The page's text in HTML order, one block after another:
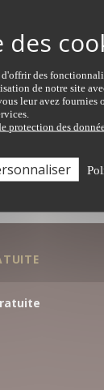
des
de notre site
leur avez
protection des